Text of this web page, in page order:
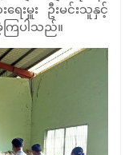
ေးမှူး ဦးမင်းသူနှင့်
ြပါသည်။